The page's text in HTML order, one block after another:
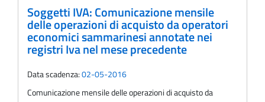
Soggetti IVA: Comunicazione mensile
delle operazioni di acquisto da operatori
economici sammarinesi annotate nei
registri Iva nel mese precedente
Data scadenza:02-05-2016
Comunicazione mensile delle operazioni di acquisto da